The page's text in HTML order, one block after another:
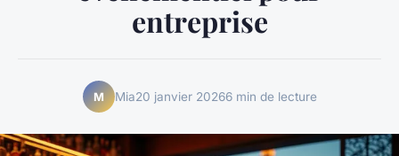
entreprise
M Mia20 janvier 20266 min de lecture